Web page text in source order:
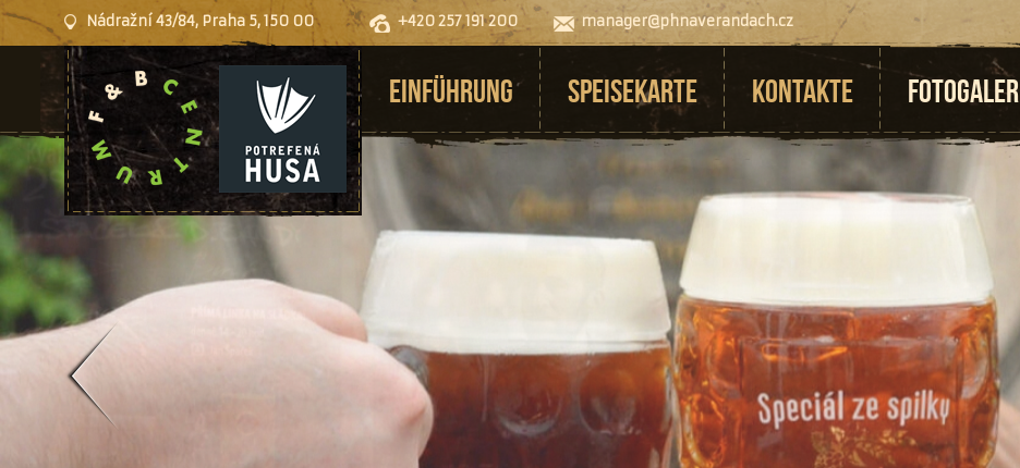
Nádražní 43/84, Praha 5, 150 00 +420 257 191 200 manager@phnaverandach.cz
EINFÜHRUNG SPEISEKARTE KONTAKTE